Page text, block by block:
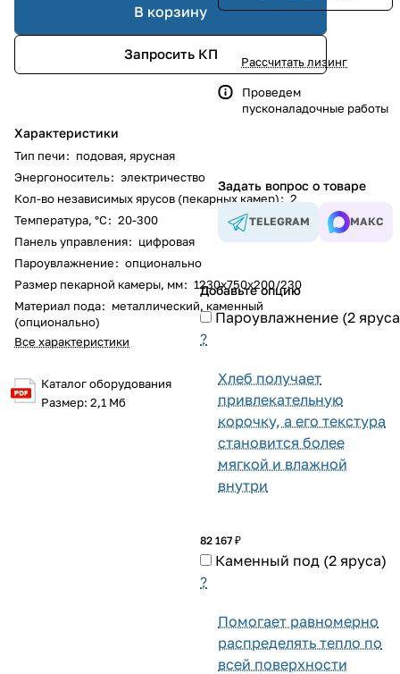
В корзину
Запросить КП
Характеристики
Тип печи: подовая, ярусная
Энергоноситель: электричество
Кол-во независимых ярусов (пекарных камер): 2
Температура, °С: 20-300
Панель управления: цифровая
Пароувлажнение: опционально
Размер пекарной камеры, мм: 1230x750x200/230
Материал пода: металлический, каменный
(опционально)
Все характеристики
Каталог оборудования
Размер: 2,1 Мб
Рассчитать лизинг
Проведем
пусконаладочные работы
Задать вопрос о товаре
TELEGRAM МАКС
Добавьте опцию
Пароувлажнение (2
?
Хлеб получает
привлекательную
корочку, а его текстура
становится более
мягкой и влажной
внутри
82 167 ₽
Каменный под (2 яруса)
?
Помогает равномерно
распределять тепло по
всей поверхности